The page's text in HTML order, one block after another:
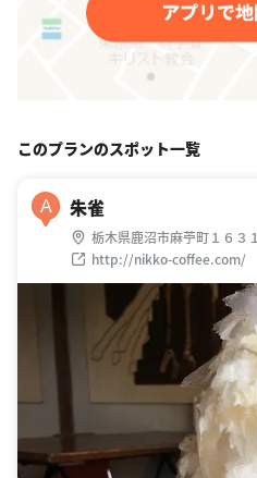
このプランのスポット一覧
A 朱雀
栃木県鹿沼市麻苧町１６３１
http://nikko-coffee.com/